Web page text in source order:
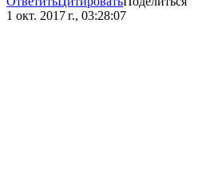
1 окт. 2017 г., 03:28:07